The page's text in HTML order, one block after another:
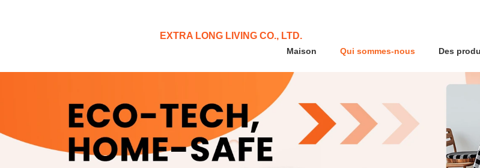
EXTRA LONG LIVING CO., LTD.
Maison Qui sommes-nous Des